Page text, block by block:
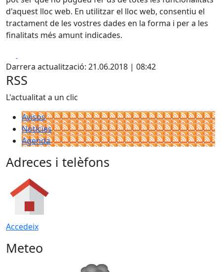
d'aquest lloc web. En utilitzar el lloc web, consentiu el
tractament de les vostres dades en la forma i per a les
finalitats més amunt indicades.
Darrera actualització: 21.06.2018 | 08:42
RSS
L'actualitat a un clic
Avisos
Notícies
Agenda
Adreces i telèfons
Accedeix
Meteo